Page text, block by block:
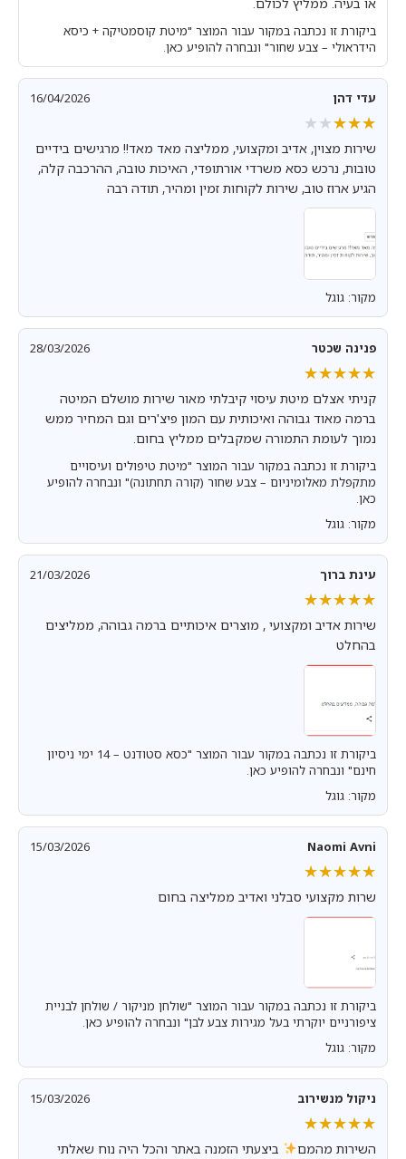
ביקורת זו נכתבה במקור עבור המוצר "מיטת קוסמטיקה + כיסא
הידראולי – צבע שחור" ונבחרה להופיע כאן.
עדי דהן 16/04/2026
★★★★★
★★★★★
שירות מצוין, אדיב ומקצועי, ממליצה מאד מאד!! מרגישים בידיים
טובות, נרכש כסא משרדי אורתופדי, האיכות טובה, ההרכבה קלה,
הגיע ארוז טוב, שירות לקוחות זמין ומהיר, תודה רבה
מקור: גוגל
פנינה שכטר 28/03/2026
★★★★★
★★★★★
קניתי אצלם מיטת עיסוי קיבלתי מאור שירות מושלם המיטה
ברמה מאוד גבוהה ואיכותית עם המון פיצ'רים וגם המחיר ממש
נמוך לעומת התמורה שמקבלים ממליץ בחום.
ביקורת זו נכתבה במקור עבור המוצר "מיטת טיפולים ועיסויים
מתקפלת מאלומיניום – צבע שחור (קורה תחתונה)" ונבחרה להופיע
כאן.
מקור: גוגל
עינת ברוך 21/03/2026
★★★★★
★★★★★
שירות אדיב ומקצועי , מוצרים איכותיים ברמה גבוהה, ממליצים
בהחלט
ביקורת זו נכתבה במקור עבור המוצר "כסא סטודנט – 14 ימי ניסיון
חינם" ונבחרה להופיע כאן.
מקור: גוגל
Naomi Avni
15/03/2026
★★★★★
★★★★★
שרות מקצועי סבלני ואדיב ממליצה בחום
ביקורת זו נכתבה במקור עבור המוצר "שולחן מניקור / שולחן לבניית
ציפורניים יוקרתי בעל מגירות צבע לבן" ונבחרה להופיע כאן.
מקור: גוגל
ניקול מנשירוב 15/03/2026
★★★★★
★★★★★
השירות מהמם
ביצעתי הזמנה באתר והכל היה נוח שאלתי